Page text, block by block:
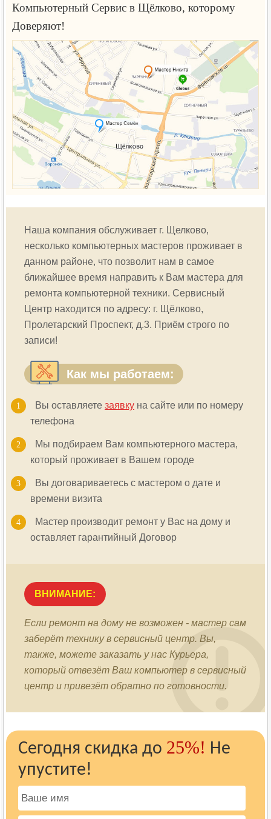
Компьютерный Сервис в Щёлково, которому
Доверяют!
Наша компания обслуживает г. Щелково,
несколько компьютерных мастеров проживает в
данном районе, что позволит нам в самое
ближайшее время направить к Вам мастера для
ремонта компьютерной техники. Сервисный
Центр находится по адресу: г. Щёлково,
Пролетарский Проспект, д.3. Приём строго по
записи!
Как мы работаем:
Вы оставляете заявку на сайте или по номеру
телефона
Мы подбираем Вам компьютерного мастера,
который проживает в Вашем городе
Вы договариваетесь с мастером о дате и
времени визита
Мастер производит ремонт у Вас на дому и
оставляет гарантийный Договор
ВНИМАНИЕ:
Если ремонт на дому не возможен - мастер сам
заберёт технику в сервисный центр. Вы,
также, можете заказать у нас Курьера,
который отвезёт Ваш компьютер в сервисный
центр и привезёт обратно по готовности.
Сегодня скидка до 25%! Не
упустите!